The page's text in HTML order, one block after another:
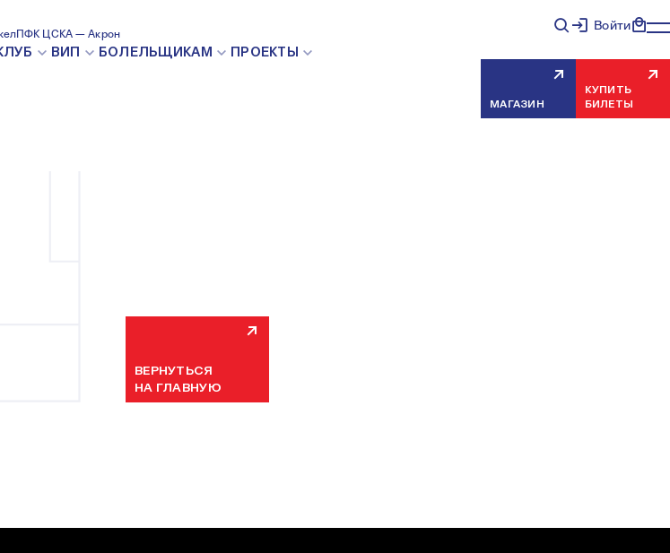
ПФК ЦСКА — Акрон
ВИП БОЛЕЛЬЩИКАМ ПРОЕКТЫ
Войти
МАГАЗИН
КУПИТЬ
БИЛЕТЫ
ВНУТРЕННЯЯ ОШИБКА СЕРВЕРА
Мы уже устраняем неисправность, попробуйте обновить страницу через
ВЕРНУТЬСЯ
НА ГЛАВНУЮ